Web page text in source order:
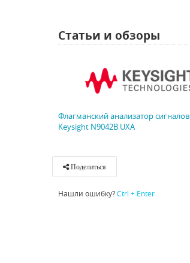
Статьи и обзоры
Флагманский анализатор сигналов
Keysight N9042B UXA
Поделиться
Нашли ошибку?Ctrl + Enter